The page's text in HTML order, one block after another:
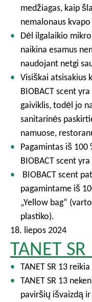
medžiagas, kaip
nemalonaus
Dėl ilgalaikio
naikina esamus
naudojant netgi
Visiškai atsisakius
BIOBACT scent
gaiviklis, todėl jo
sanitarinės
namuose,
Pagamintas iš
BIOBACT scent
BIOBACT scent
pagamintame iš
„Yellow bag“
plastiko).
18. liepos 2024
TANET
TANET SR 13
TANET SR 13
paviršių išvaizdą